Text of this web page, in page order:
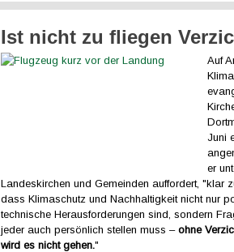
Ist nicht zu fliegen
Auf
Juni
er
Landeskirchen und Gemeinden auffordert, "klar
dass Klimaschutz und Nachhaltigkeit nicht nur
technische Herausforderungen sind, sondern
jeder auch persönlich stellen muss – ohne
wird es nicht gehen."